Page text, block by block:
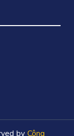
by Công